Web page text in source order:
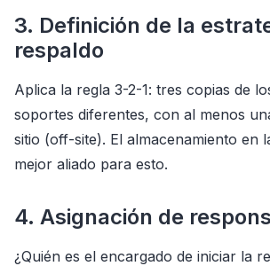
3. Definición de la
respaldo
Aplica la regla 3-2-1: tres copias de
soportes diferentes, con al menos
sitio (off-site). El almacenamiento en
mejor aliado para esto.
4. Asignación de
¿Quién es el encargado de iniciar la